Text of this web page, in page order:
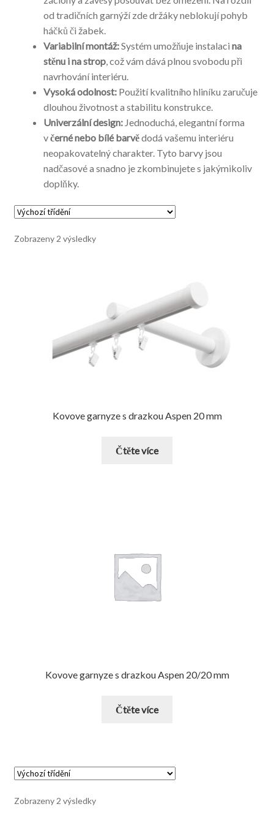
od tradičních garnýží zde držáky neblokují pohyb
háčků či žabek.
Variabilní montáž:Systém umožňuje instalaci na
stěnu i na strop, což vám dává plnou svobodu při
navrhování interiéru.
Vysoká odolnost:Použití kvalitního hliníku zaručuje
dlouhou životnost a stabilitu konstrukce.
Univerzální design:Jednoduchá, elegantní forma
včerné nebo bílé barvědodá vašemu interiéru
neopakovatelný charakter. Tyto barvy jsou
nadčasové a snadno je zkombinujete s jakýmikoliv
doplňky.
Zobrazeny 2 výsledky
Kovove garnyze s drazkou Aspen 20 mm
Čtěte více
Kovove garnyze s drazkou Aspen 20/20 mm
Čtěte více
Zobrazeny 2 výsledky